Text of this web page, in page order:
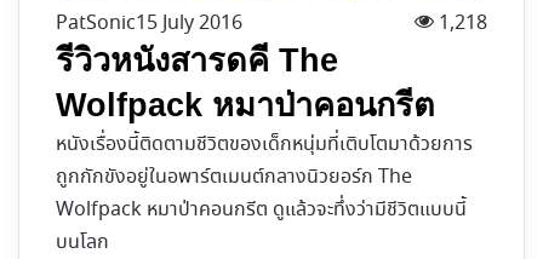
PatSonic15 July 2016 1,218
รีวิวหนังสารดคี The
Wolfpack หมาป่าคอนกรีต
หนังเรื่องนี้ติดตามชีวิตของเด็กหนุ่มที่เติบโตมาด้วยการ
ถูกกักขังอยู่ในอพาร์ตเมนต์กลางนิวยอร์ก The
Wolfpack หมาป่าคอนกรีต ดูแล้วจะทึ่งว่ามีชีวิตแบบนี้
บนโลก